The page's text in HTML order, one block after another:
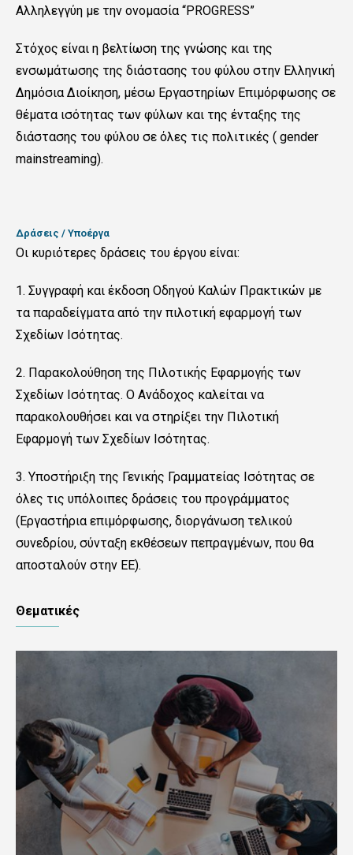
Αλληλεγγύη με την ονομασία “PROGRESS”
Στόχος είναι η βελτίωση της γνώσης και της
ενσωμάτωσης της διάστασης του φύλου στην Ελληνική
Δημόσια Διοίκηση, μέσω Εργαστηρίων Επιμόρφωσης σε
θέματα ισότητας των φύλων και της ένταξης της
διάστασης του φύλου σε όλες τις πολιτικές ( gender
mainstreaming).
Δράσεις / Υποέργα
Οι κυριότερες δράσεις του έργου είναι:
1. Συγγραφή και έκδοση Οδηγού Καλών Πρακτικών με
τα παραδείγματα από την πιλοτική εφαρμογή των
Σχεδίων Ισότητας.
2. Παρακολούθηση της Πιλοτικής Εφαρμογής των
Σχεδίων Ισότητας. Ο Ανάδοχος καλείται να
παρακολουθήσει και να στηρίξει την Πιλοτική
Εφαρμογή των Σχεδίων Ισότητας.
3. Υποστήριξη της Γενικής Γραμματείας Ισότητας σε
όλες τις υπόλοιπες δράσεις του προγράμματος
(Εργαστήρια επιμόρφωσης, διοργάνωση τελικού
συνεδρίου, σύνταξη εκθέσεων πεπραγμένων, που θα
αποσταλούν στην ΕΕ).
Θεματικές